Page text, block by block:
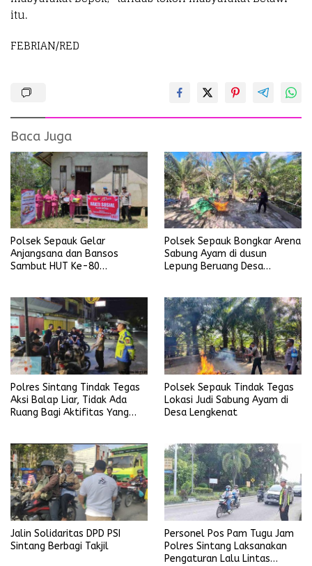
itu.
FEBRIAN/RED
Baca Juga
Polsek Sepauk Gelar
Anjangsana dan Bansos
Sambut HUT Ke-80
Polsek Sepauk Bongkar Arena
Sabung Ayam di dusun
Lepung Beruang Desa
Polres Sintang Tindak Tegas
Aksi Balap Liar, Tidak Ada
Ruang Bagi Aktifitas Yang
Polsek Sepauk Tindak Tegas
Lokasi Judi Sabung Ayam di
Desa Lengkenat
Jalin Solidaritas DPD PSI
Sintang Berbagi Takjil
Personel Pos Pam Tugu Jam
Polres Sintang Laksanakan
Pengaturan Lalu Lintas